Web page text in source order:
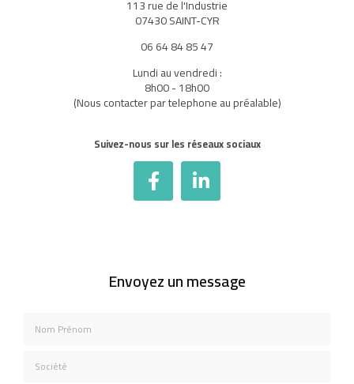
113 rue de l'Industrie
07430 SAINT-CYR
06 64 84 85 47
Lundi au vendredi :
8h00 - 18h00
(Nous contacter par telephone au préalable)
Suivez-nous sur les réseaux sociaux
Envoyez un message